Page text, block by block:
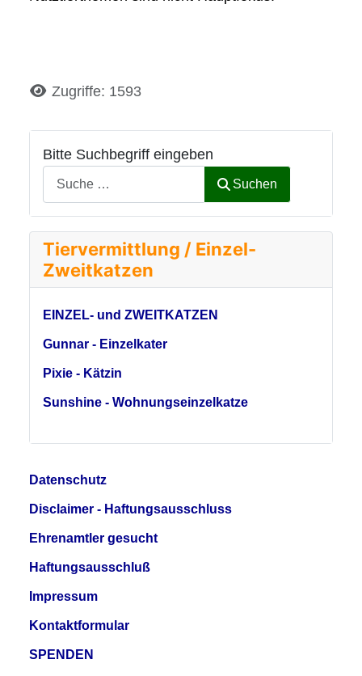
Bitte Suchbegriff eingeben
Suchen
Tiervermittlung / Einzel-
Zweitkatzen
EINZEL- und ZWEITKATZEN
Gunnar - Einzelkater
Pixie - Kätzin
Sunshine - Wohnungseinzelkatze
DetailsZugriffe: 1593
Datenschutz
Disclaimer - Haftungsausschluss
Ehrenamtler gesucht
Haftungsausschluß
Impressum
Kontaktformular
SPENDEN